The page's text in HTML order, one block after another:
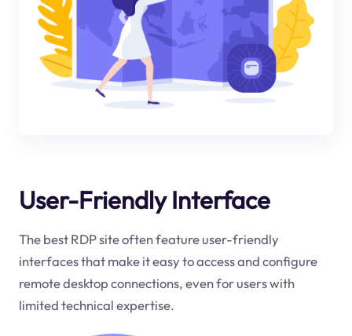
User-Friendly Interface
The best RDP site often feature user-friendly
interfaces that make it easy to access and configure
remote desktop connections, even for users with
limited technical expertise.